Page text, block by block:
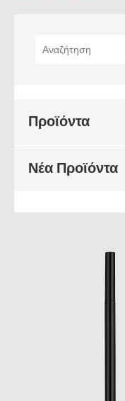
Προϊόντα
Νέα Προϊόντα